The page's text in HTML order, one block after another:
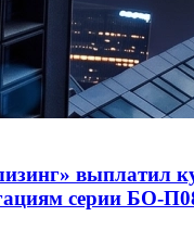
выплатил
серии БО-